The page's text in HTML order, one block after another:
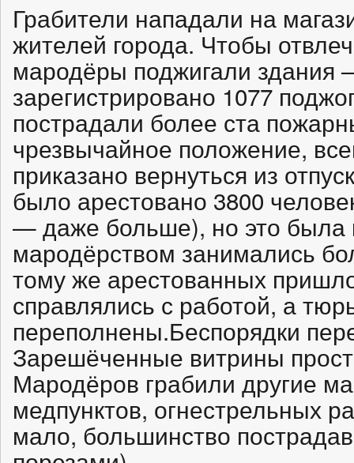
Грабители нападали на
жителей города. Чтобы
мародёры поджигали здания
зарегистрировано 1077
пострадали более ста
чрезвычайное положение,
приказано вернуться из
было арестовано 3800
— даже больше), но это была
мародёрством занимались
тому же арестованных
справлялись с работой, а
переполнены.Беспорядки
Зарешёченные витрины
Мародёров грабили другие
медпунктов, огнестрельных
мало, большинство